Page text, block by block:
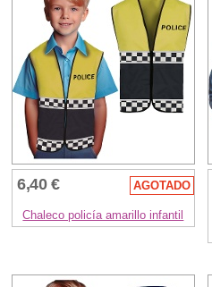
6,40 € AGOTADO
Chaleco policía amarillo infantil